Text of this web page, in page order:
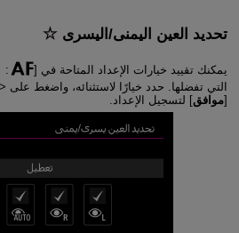
تحديد العين اليمنى/اليسرى
يمكنك تقييد خيارات الإعداد المتاحة في [ :
التي تفضلها. حدد خيارًا لاستثنائه، واضغط على
[موافق] لتسجيل الإعداد.